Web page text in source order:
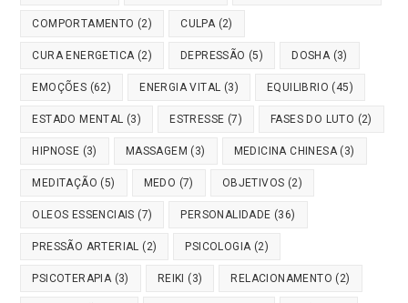
COMPORTAMENTO (2) CULPA(2)
CURA ENERGETICA(2) DEPRESSÃO (5) DOSHA(3)
EMOÇÕES (62) ENERGIA VITAL (3) EQUILIBRIO (45)
ESTADO MENTAL (3) ESTRESSE (7) FASES DO LUTO (2)
HIPNOSE (3) MASSAGEM (3) MEDICINA CHINESA(3)
MEDITAÇÃO (5) MEDO (7) OBJETIVOS (2)
OLEOS ESSENCIAIS (7) PERSONALIDADE (36)
PRESSÃO ARTERIAL (2) PSICOLOGIA(2)
PSICOTERAPIA(3) REIKI (3) RELACIONAMENTO (2)